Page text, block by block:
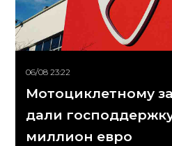
06/08 23:22
Мотоциклетному
дали господдержку
миллион евро